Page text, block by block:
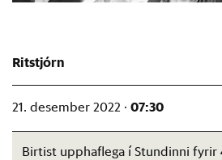
Ritstjórn
21. desember 2022 · 07:30
Birtist upphaflega í Stundinni fyrir